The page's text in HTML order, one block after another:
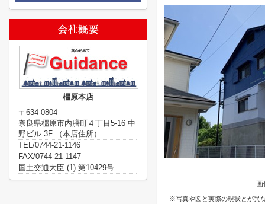
画
※写真や図と実際の現状とが異
橿原本店
〒634-0804
奈良県橿原市内膳町４丁目5-16 中
野ビル 3F （本店住所）
TEL/0744-21-1146
FAX/0744-21-1147
国土交通大臣 (1) 第10429号